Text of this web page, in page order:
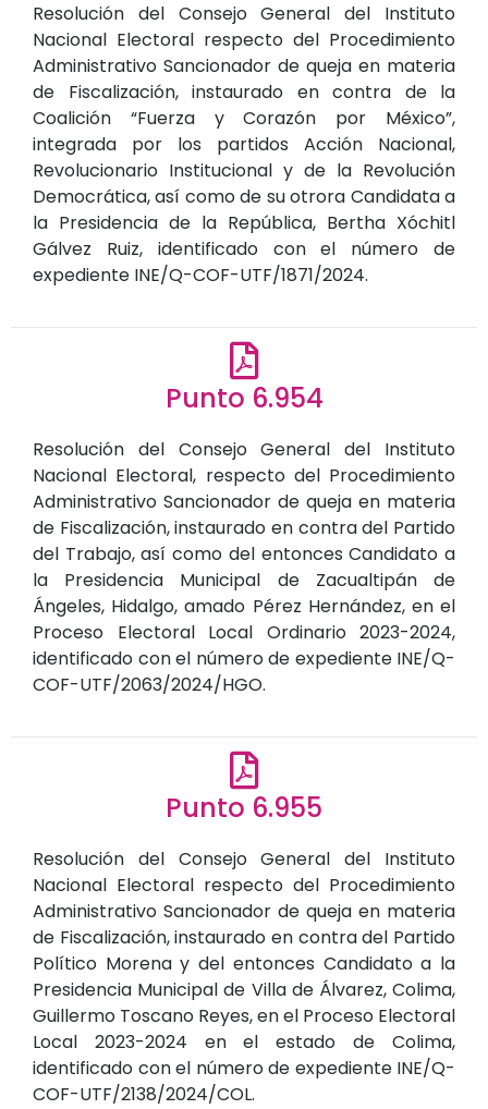
Resolución del Consejo General del Instituto
Nacional Electoral respecto del Procedimiento
Administrativo Sancionador de queja en materia
de Fiscalización, instaurado en contra de la
Coalición “Fuerza y Corazón por México”,
integrada por los partidos Acción Nacional,
Revolucionario Institucional y de la Revolución
Democrática, así como de su otrora Candidata a
la Presidencia de la República, Bertha Xóchitl
Gálvez Ruiz, identificado con el número de
expediente INE/Q-COF-UTF/1871/2024.
Punto 6.954
Resolución del Consejo General del Instituto
Nacional Electoral, respecto del Procedimiento
Administrativo Sancionador de queja en materia
de Fiscalización, instaurado en contra del Partido
del Trabajo, así como del entonces Candidato a
la Presidencia Municipal de Zacualtipán de
Ángeles, Hidalgo, amado Pérez Hernández, en el
Proceso Electoral Local Ordinario 2023-2024,
identificado con el número de expediente INE/Q-
COF-UTF/2063/2024/HGO.
Punto 6.955
Resolución del Consejo General del Instituto
Nacional Electoral respecto del Procedimiento
Administrativo Sancionador de queja en materia
de Fiscalización, instaurado en contra del Partido
Político Morena y del entonces Candidato a la
Presidencia Municipal de Villa de Álvarez, Colima,
Guillermo Toscano Reyes, en el Proceso Electoral
Local 2023-2024 en el estado de Colima,
identificado con el número de expediente INE/Q-
COF-UTF/2138/2024/COL.